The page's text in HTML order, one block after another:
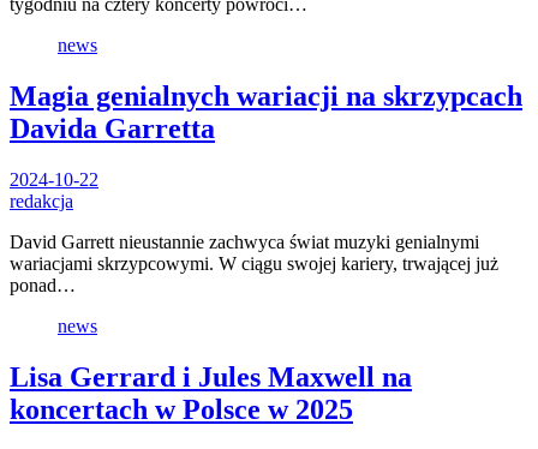
tygodniu na cztery koncerty powróci…
news
Magia genialnych wariacji na skrzypcach
Davida Garretta
2024-10-22
redakcja
David Garrett nieustannie zachwyca świat muzyki genialnymi
wariacjami skrzypcowymi. W ciągu swojej kariery, trwającej już
ponad…
news
Lisa Gerrard i Jules Maxwell na
koncertach w Polsce w 2025